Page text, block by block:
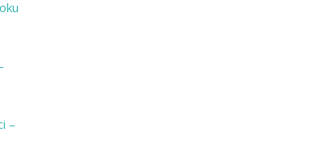
–